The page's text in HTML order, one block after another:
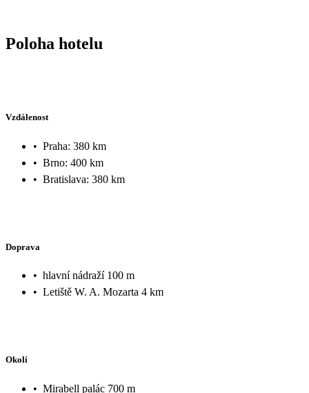
Poloha hotelu
Vzdálenost
• Praha: 380 km
• Brno: 400 km
• Bratislava: 380 km
Doprava
• hlavní nádraží 100 m
• Letiště W. A. Mozarta 4 km
Okolí
• Mirabell palác 700 m